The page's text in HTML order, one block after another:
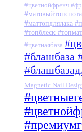
#цветнойфренч
#маттопдлялака
#топблеск
#цветнаябаза
#блашбаза
Magnetic Nail